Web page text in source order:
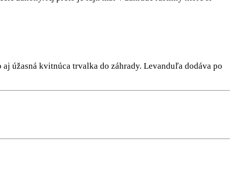
úžasná kvitnúca trvalka do záhrady. Levanduľa dodáva po